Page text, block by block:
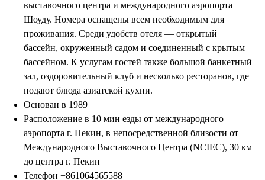
выставочного центра и международного аэропорта
Шоуду. Номера оснащены всем необходимым для
проживания. Среди удобств отеля — открытый
бассейн, окруженный садом и соединенный с крытым
бассейном. К услугам гостей также большой банкетный
зал, оздоровительный клуб и несколько ресторанов, где
подают блюда азиатской кухни.
Основан в 1989
Расположение в 10 мин езды от международного
аэропорта г. Пекин, в непосредственной близости от
Международного Выставочного Центра (NCIEC), 30 км
до центра г. Пекин
Телефон +861064565588